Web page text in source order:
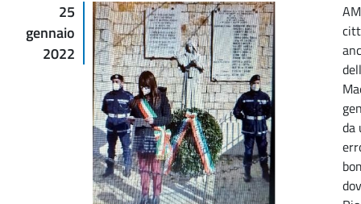
25
gennaio
2022
da